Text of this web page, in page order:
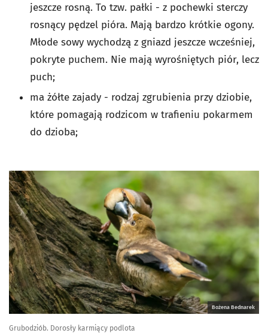
jeszcze rosną. To tzw. pałki - z pochewki sterczy
rosnący pędzel pióra. Mają bardzo krótkie ogony.
Młode sowy wychodzą z gniazd jeszcze wcześniej,
pokryte puchem. Nie mają wyrośniętych piór, lecz
puch;
ma żółte zajady - rodzaj zgrubienia przy dziobie,
które pomagają rodzicom w trafieniu pokarmem
do dzioba;
Bożena Bednarek
Grubodziób. Dorosły karmiący podlota